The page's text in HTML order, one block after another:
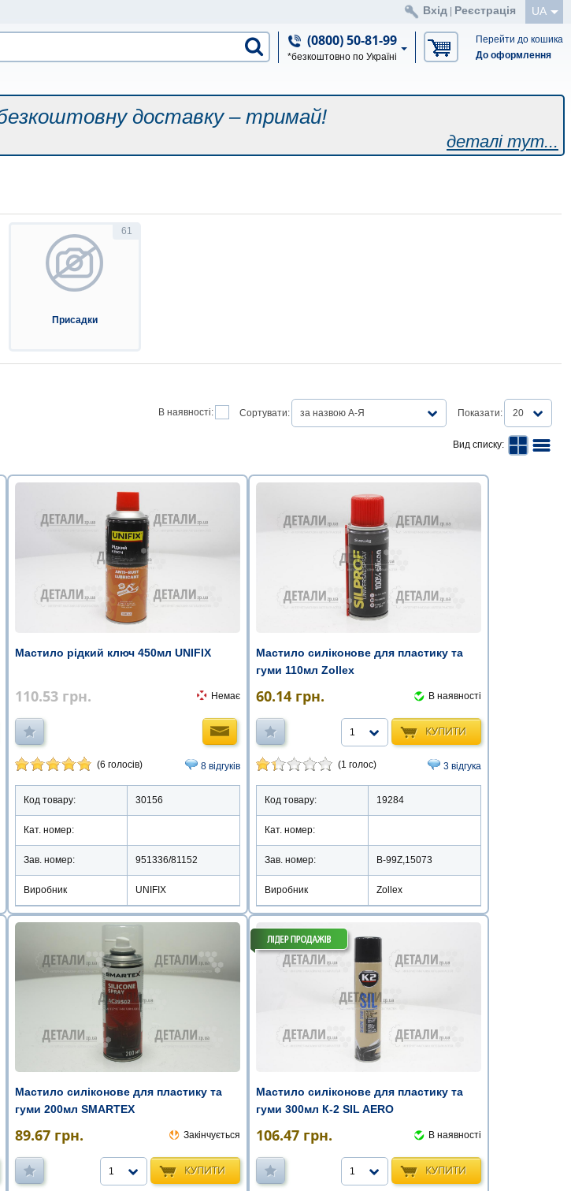
UA
Вхід Реєстрація
(0800) 50-81-99
*безкоштовно по Україні
Перейти до кошика
До оформлення
доставку – тримай!
деталі тут...
61
Присадки
В наявності: Сортувати: за назвою А-Я Показати: 20
Вид списку:
Мастило рідкий ключ 450мл UNIFIX
110.53 грн. Немає
(6 голосів) 8 відгуків
Код товару: 30156
Кат. номер:
Зав. номер: 951336/81152
Виробник UNIFIX
Мастило силіконове для пластику та
гуми 110мл Zollex
60.14 грн. В наявності
КУПИТИ
1
(1 голос) 3 відгука
Код товару: 19284
Кат. номер:
Зав. номер: B-99Z,15073
Виробник Zollex
Мастило силіконове для пластику та
гуми 200мл SMARTEX
89.67 грн. Закінчується
КУПИТИ
1
Мастило силіконове для пластику та
гуми 300мл К-2 SIL AERO
106.47 грн. В наявності
КУПИТИ
1